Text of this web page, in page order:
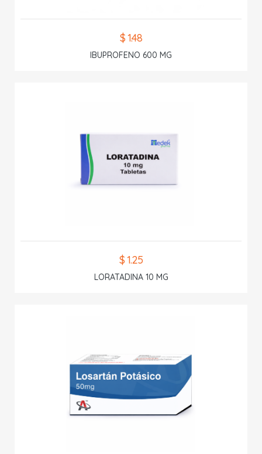
$ 1.48
IBUPROFENO 600 MG
$ 1.25
LORATADINA 10 MG